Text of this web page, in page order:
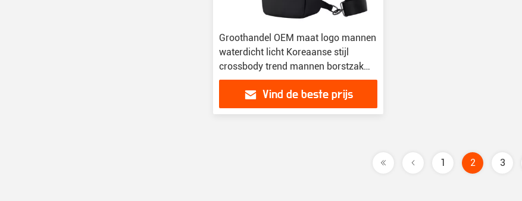
Groothandel OEM maat logo mannen
waterdicht licht Koreaanse stijl
crossbody trend mannen borstzak
sling bag
Vind de beste prijs
1 2 3